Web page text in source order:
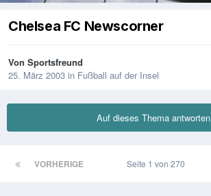
Chelsea FC Newscorner
Von Sportsfreund
25. März 2003 in Fußball auf der Insel
Auf dieses Thema antworten
VORHERIGE Seite 1 von 270